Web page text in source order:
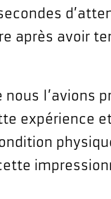
après avoir
l’avions
expérience